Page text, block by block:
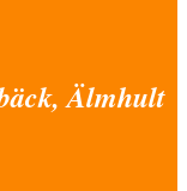
Älmhult